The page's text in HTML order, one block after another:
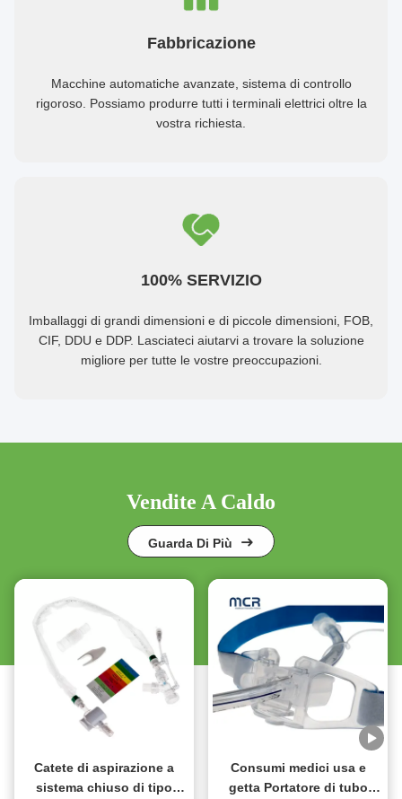
Fabbricazione
Macchine automatiche avanzate, sistema di controllo
rigoroso. Possiamo produrre tutti i terminali elettrici oltre la
vostra richiesta.
100% SERVIZIO
Imballaggi di grandi dimensioni e di piccole dimensioni, FOB,
CIF, DDU e DDP. Lasciateci aiutarvi a trovare la soluzione
migliore per tutte le vostre preoccupazioni.
Vendite A Caldo
Guarda Di Più
Catete di aspirazione a
sistema chiuso di tipo
Consumi medici usa e
getta Portatore di tubo